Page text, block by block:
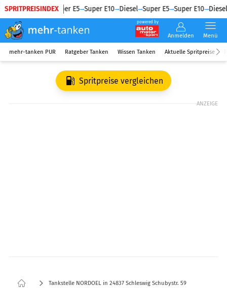
SPRITPREISINDEX
Diesel Super E5 Super E10 Diesel Super E5 Super E10 Diesel
powered by
Anmelden Menü
mehr-tanken PUR Ratgeber Tanken Wissen Tanken Aktuelle Spritpreise
Spritpreise vergleichen
ANZEIGE
Tankstelle NORDOEL in 24837 Schleswig Schubystr. 59